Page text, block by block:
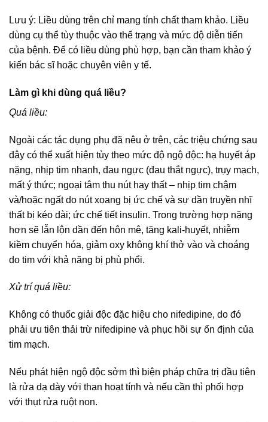
Lưu ý: Liều dùng trên chỉ mang tính chất tham khảo. Liều
dùng cụ thể tùy thuộc vào thể trạng và mức độ diễn tiến
của bệnh. Để có liều dùng phù hợp, bạn cần tham khảo ý
kiến bác sĩ hoặc chuyên viên y tế.
Làm gì khi dùng quá liều?
Quá liều:
Ngoài các tác dụng phụ đã nêu ở trên, các triệu chứng sau
đây có thể xuất hiện tùy theo mức độ ngộ độc: hạ huyết áp
nặng, nhịp tim nhanh, đau ngực (đau thắt ngực), trụy mạch,
mất ý thức; ngoại tâm thu nút hay thất – nhịp tim chậm
và/hoặc ngất do nút xoang bị ức chế và sự dần truyền nhĩ
thất bị kéo dài; ức chế tiết insulin. Trong trường hợp nặng
hơn sẽ lẫn lộn dần đến hôn mê, tăng kali-huyết, nhiễm
kiềm chuyển hóa, giảm oxy không khí thở vào và choáng
do tim với khả năng bị phù phổi.
Xử trí quá liều:
Không có thuốc giải độc đặc hiệu cho nifedipine, do đó
phải ưu tiên thải trừ nifedipine và phục hồi sự ổn định của
tim mạch.
Nếu phát hiện ngộ độc sởm thì biện pháp chữa trị đầu tiên
là rửa dạ dày với than hoạt tính và nếu cần thì phối hợp
với thụt rửa ruột non.